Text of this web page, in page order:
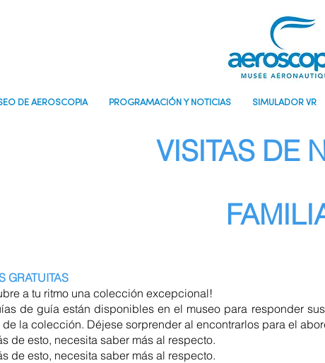
DE AEROSCOPIA PROGRAMACIÓN Y NOTICIAS SIMULADOR VR
VISITAS DE
GRATUITAS
a tu ritmo una colección excepcional!
de guía están disponibles en el museo para responder
de la colección. Déjese sorprender al encontrarlos para el
de esto, necesita saber más al respecto.
de esto, necesita saber más al respecto.